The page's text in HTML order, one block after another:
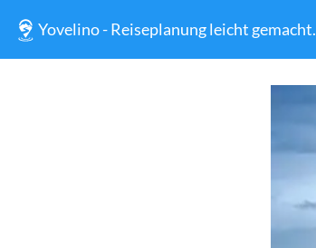
Yovelino - Reiseplanung leicht gemacht.